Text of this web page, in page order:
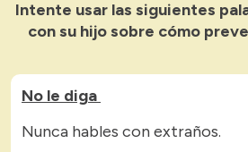
Intente usar las siguientes
con su hijo sobre cómo
No le diga
Nunca hables con extraños.